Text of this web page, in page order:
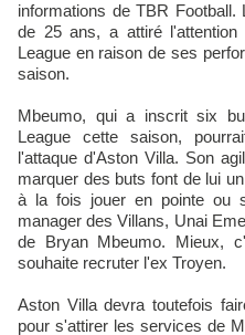
informations de TBR Football.
de 25 ans, a attiré
League en raison de ses
saison.
Mbeumo, qui a inscrit six
League cette saison,
l'attaque d'Aston Villa. Son
marquer des buts font de lui
à la fois jouer en pointe ou
manager des Villans, Unai
de Bryan Mbeumo. Mieux,
souhaite recruter l'ex Troyen.
Aston Villa devra toutefois
pour s'attirer les services de